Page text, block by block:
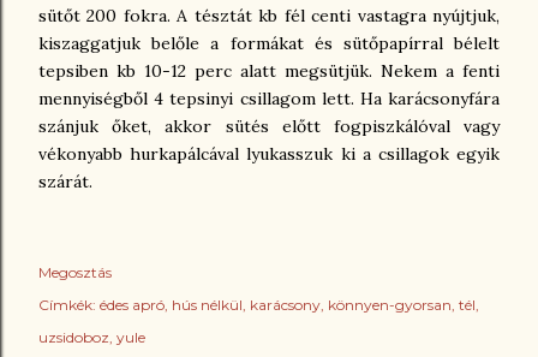
sütőt 200 fokra. A tésztát kb fél centi vastagra nyújtjuk,
kiszaggatjuk belőle a formákat és sütőpapírral bélelt
tepsiben kb 10-12 perc alatt megsütjük. Nekem a fenti
mennyiségből 4 tepsinyi csillagom lett. Ha karácsonyfára
szánjuk őket, akkor sütés előtt fogpiszkálóval vagy
vékonyabb hurkapálcával lyukasszuk ki a csillagok egyik
szárát.
Megosztás
Címkék: édes apró hús nélkül karácsony könnyen-gyorsan tél
uzsidoboz yule